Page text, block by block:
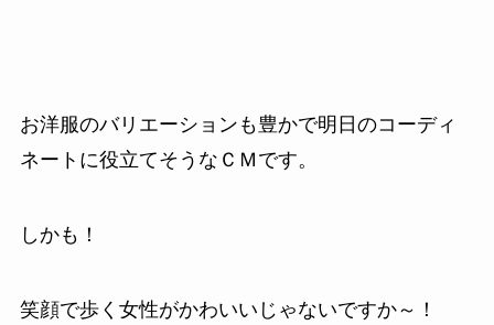
お洋服のバリエーションも豊かで明日のコーディ
ネートに役立てそうなＣＭです。
しかも！
笑顔で歩く女性がかわいいじゃないですか～！